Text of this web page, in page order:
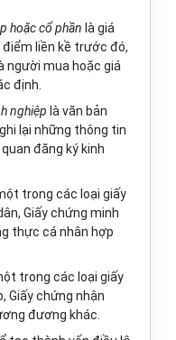
hoặc cổ phần là giá
liền kề trước đó,
người mua hoặc giá
định.
nghiệp là văn bản
lại những thông tin
đăng ký kinh
trong các loại giấy
Giấy chứng minh
thực cá nhân hợp
trong các loại giấy
Giấy chứng nhận
đương khác.